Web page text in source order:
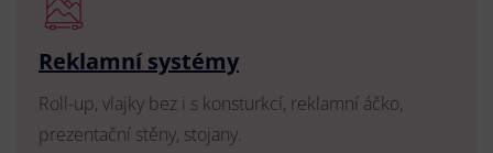
Reklamní systémy
Roll-up, vlajky bez i s konsturkcí, reklamní áčko,
prezentační stěny, stojany.